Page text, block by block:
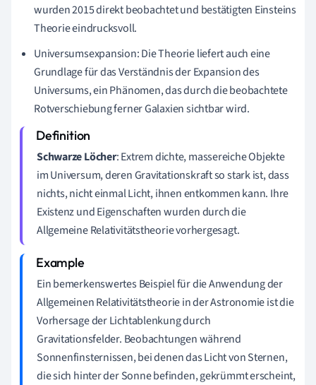
wurden 2015 direkt beobachtet und bestätigten Einsteins
Theorie eindrucksvoll.
Universumsexpansion: Die Theorie liefert auch eine
Grundlage für das Verständnis der Expansion des
Universums, ein Phänomen, das durch die beobachtete
Rotverschiebung ferner Galaxien sichtbar wird.
Schwarze Löcher: Extrem dichte, massereiche Objekte
im Universum, deren Gravitationskraft so stark ist, dass
nichts, nicht einmal Licht, ihnen entkommen kann. Ihre
Existenz und Eigenschaften wurden durch die
Allgemeine Relativitätstheorie vorhergesagt.
Ein bemerkenswertes Beispiel für die Anwendung der
Allgemeinen Relativitätstheorie in der Astronomie ist die
Vorhersage der Lichtablenkung durch
Gravitationsfelder. Beobachtungen während
Sonnenfinsternissen, bei denen das Licht von Sternen,
die sich hinter der Sonne befinden, gekrümmt erscheint,